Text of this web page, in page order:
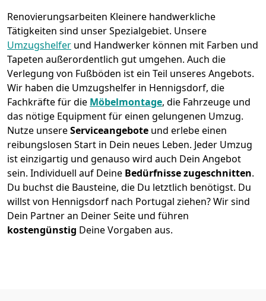
Renovierungsarbeiten Kleinere handwerkliche
Tätigkeiten sind unser Spezialgebiet. Unsere
Umzugshelfer und Handwerker können mit Farben und
Tapeten außerordentlich gut umgehen. Auch die
Verlegung von Fußböden ist ein Teil unseres Angebots.
Wir haben die Umzugshelfer in Hennigsdorf, die
Fachkräfte für die Möbelmontage, die Fahrzeuge und
das nötige Equipment für einen gelungenen Umzug.
Nutze unsereServiceangebote und erlebe einen
reibungslosen Start in Dein neues Leben. Jeder Umzug
ist einzigartig und genauso wird auch Dein Angebot
sein. Individuell auf Deine Bedürfnisse zugeschnitten.
Du buchst die Bausteine, die Du letztlich benötigst. Du
willst von Hennigsdorf nach Portugal ziehen? Wir sind
Dein Partner an Deiner Seite und führen
kostengünstig Deine Vorgaben aus.